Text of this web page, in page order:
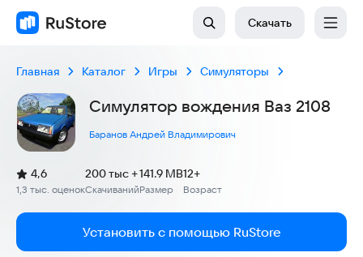
Скачать
Главная Каталог Игры Симуляторы
Симулятор вождения Ваз 2108
Баранов Андрей Владимирович
Рейтинг:
4,6
(
1,3 тыс. оценок
)
Скачиваний
200 тыс +
Размер
141.9 MB
Возраст
12+
Установить с помощью RuStore